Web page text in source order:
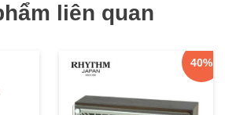
liên quan
40%